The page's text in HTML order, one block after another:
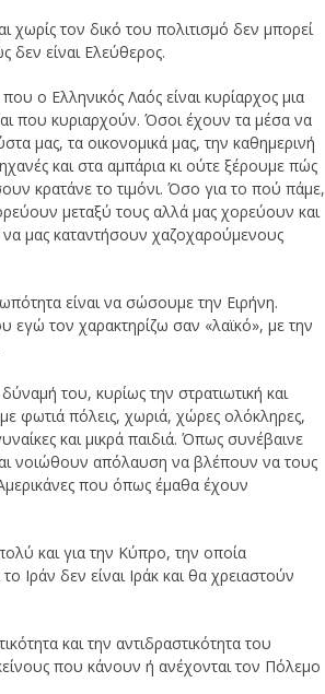
τον δικό του πολιτισμό δεν μπορεί
δεν είναι Ελεύθερος.
ο Ελληνικός Λαός είναι κυρίαρχος μια
που κυριαρχούν. Όσοι έχουν τα μέσα να
μας, τα οικονομικά μας, την καθημερινή
και στα αμπάρια κι ούτε ξέρουμε πώς
κρατάνε το τιμόνι. Όσο για το πού πάμε,
μεταξύ τους αλλά μας χορεύουν και
μας καταντήσουν χαζοχαρούμενους
είναι να σώσουμε την Ειρήνη.
εγώ τον χαρακτηρίζω σαν «λαϊκό», με την
του, κυρίως την στρατιωτική και
φωτιά πόλεις, χωριά, χώρες ολόκληρες,
και μικρά παιδιά. Όπως συνέβαινε
νοιώθουν απόλαυση να βλέπουν να τους
που όπως έμαθα έχουν
και για την Κύπρο, την οποία
Ιράν δεν είναι Ιράκ και θα χρειαστούν
και την αντιδραστικότητα του
που κάνουν ή ανέχονται τον Πόλεμο